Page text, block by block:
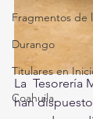
Fragmentos de
Durango
Titulares en
Coahuila
La  Tesorería
han